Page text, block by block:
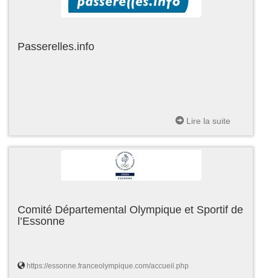
Passerelles.info
Lire la suite
Comité Départemental Olympique et Sportif de
l’Essonne
https://essonne.franceolympique.com/accueil.php